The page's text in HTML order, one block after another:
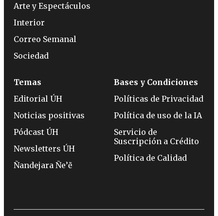
Arte y Espectáculos
Interior
Correo Semanal
Sociedad
Temas
Editorial ÚH
Noticias positivas
Pódcast ÚH
Newsletters ÚH
Ñandejara Ñe’ẽ
Bases y Condiciones
Políticas de Privacidad
Política de uso de la IA
Servicio de
Suscripción a Crédito
Política de Calidad